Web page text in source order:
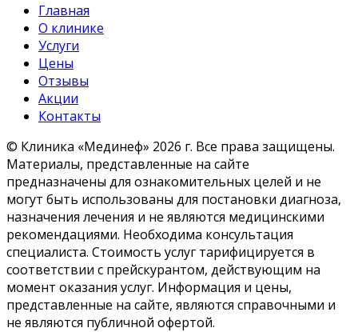
Главная
О клинике
Услуги
Цены
Отзывы
Акции
Контакты
© Клиника «Мединеф» 2026 г. Все права защищены.
Материалы, представленные на сайте
предназначены для ознакомительных целей и не
могут быть использованы для постановки диагноза,
назначения лечения и не являются медицинскими
рекомендациями. Необходима консультация
специалиста. Стоимость услуг тарифицируется в
соответствии с прейскурантом, действующим на
момент оказания услуг. Информация и цены,
представленные на сайте, являются справочными и
не являются публичной офертой.